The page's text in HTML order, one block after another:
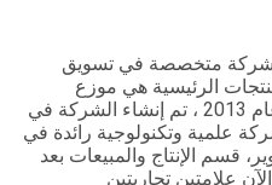
متخصصة في تسويق
الرئيسية هي موزع
الرائحة والزيوت الأساسية. منذ عام 2013 ، تم إنشاء الشركة في
علمية وتكنولوجية رائدة في
قسم الإنتاج والمبيعات بعد
علامتين تجاريتين